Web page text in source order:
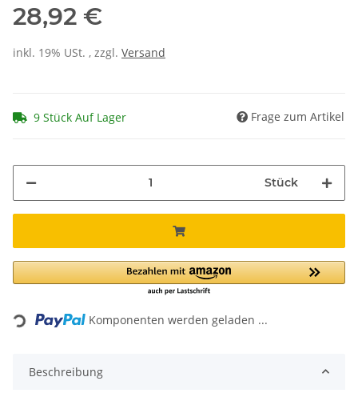
28,92 €
inkl. 19% USt. , zzgl. Versand
9 Stück Auf Lager Frage zum Artikel
Stück
Loading... Komponenten werden geladen ...
Beschreibung